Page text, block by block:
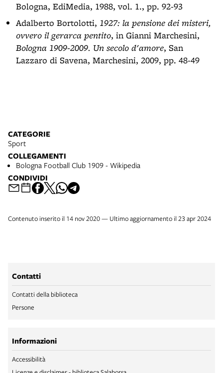
Bologna, EdiMedia, 1988, vol. 1., pp. 92-93
Adalberto Bortolotti, 1927: la pensione dei misteri,
ovvero il gerarca pentito, in Gianni Marchesini,
Bologna 1909-2009. Un secolo d'amore, San
Lazzaro di Savena, Marchesini, 2009, pp. 48-49
CATEGORIE
Sport
COLLEGAMENTI
Bologna Football Club 1909 - Wikipedia
CONDIVIDI
Contenuto inserito il 14 nov 2020 — Ultimo aggiornamento il 23 apr 2024
Contatti
Contatti della biblioteca
Persone
Informazioni
Accessibilità